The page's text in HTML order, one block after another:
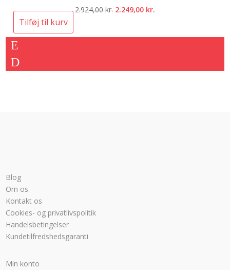
2.924,00kr. Den
2.249,00 kr.
Tilføj til kurv
Blog
Om os
Kontakt os
Cookies- og privatlivspolitik
Handelsbetingelser
Kundetilfredshedsgaranti
Min konto